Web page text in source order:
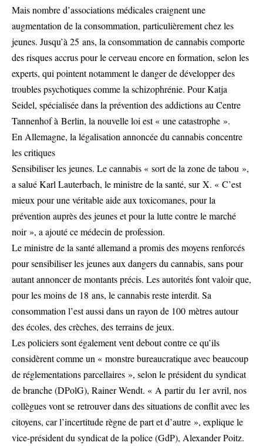
Mais nombre d’associations médicales craignent une
augmentation de la consommation, particulièrement chez les
jeunes. Jusqu’à 25 ans, la consommation de cannabis comporte
des risques accrus pour le cerveau encore en formation, selon les
experts, qui pointent notamment le danger de développer des
troubles psychotiques comme la schizophrénie. Pour Katja
Seidel, spécialisée dans la prévention des addictions au Centre
Tannenhof à Berlin, la nouvelle loi est « une catastrophe ».
En Allemagne, la légalisation annoncée du cannabis concentre
les critiques
Sensibiliser les jeunes. Le cannabis « sort de la zone de tabou »,
a salué Karl Lauterbach, le ministre de la santé, sur X. « C’est
mieux pour une véritable aide aux toxicomanes, pour la
prévention auprès des jeunes et pour la lutte contre le marché
noir », a ajouté ce médecin de profession.
Le ministre de la santé allemand a promis des moyens renforcés
pour sensibiliser les jeunes aux dangers du cannabis, sans pour
autant annoncer de montants précis. Les autorités font valoir que,
pour les moins de 18 ans, le cannabis reste interdit. Sa
consommation l’est aussi dans un rayon de 100 mètres autour
des écoles, des crèches, des terrains de jeux.
Les policiers sont également vent debout contre ce qu’ils
considèrent comme un « monstre bureaucratique avec beaucoup
de réglementations parcellaires », selon le président du syndicat
de branche (DPolG), Rainer Wendt. « A partir du 1er avril, nos
collègues vont se retrouver dans des situations de conflit avec les
citoyens, car l’incertitude règne de part et d’autre », explique le
vice-président du syndicat de la police (GdP), Alexander Poitz.